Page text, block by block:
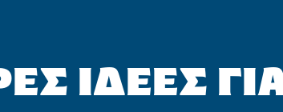
ΙΔΕΕΣ